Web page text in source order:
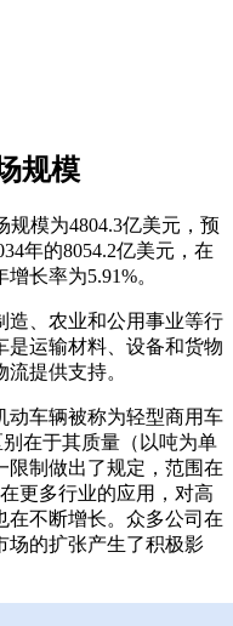
规模
模为4804.3亿美元，预
年的8054.2亿美元，在
长率为5.91%。
造、农业和公用事业等行
是运输材料、设备和货物
提供支持。
动车辆被称为轻型商用车
在于其质量（以吨为单
限制做出了规定，范围在
更多行业的应用，对高
在不断增长。众多公司在
场的扩张产生了积极影